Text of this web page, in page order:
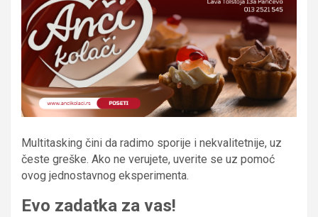
Multitasking čini da radimo sporije i nekvalitetnije, uz
česte greške. Ako ne verujete, uverite se uz pomoć
ovog jednostavnog eksperimenta.
Evo zadatka za vas!